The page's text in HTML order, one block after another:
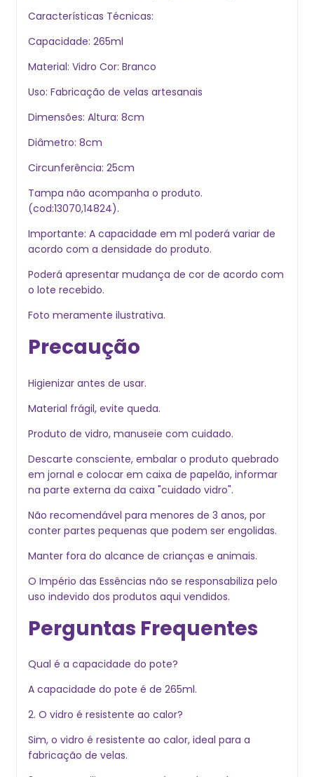
Características Técnicas:
Capacidade: 265ml
Material: Vidro Cor: Branco
Uso: Fabricação de velas artesanais
Dimensões: Altura: 8cm
Diâmetro: 8cm
Circunferência: 25cm
Tampa não acompanha o produto.
(cod:13070,14824).
Importante: A capacidade em ml poderá variar de
acordo com a densidade do produto.
Poderá apresentar mudança de cor de acordo com
o lote recebido.
Foto meramente ilustrativa.
Precaução
Higienizar antes de usar.
Material frágil, evite queda.
Produto de vidro, manuseie com cuidado.
Descarte consciente, embalar o produto quebrado
em jornal e colocar em caixa de papelão, informar
na parte externa da caixa "cuidado vidro".
Não recomendável para menores de 3 anos, por
conter partes pequenas que podem ser engolidas.
Manter fora do alcance de crianças e animais.
O Império das Essências não se responsabiliza pelo
uso indevido dos produtos aqui vendidos.
Perguntas Frequentes
Qual é a capacidade do pote?
A capacidade do pote é de 265ml.
2. O vidro é resistente ao calor?
Sim, o vidro é resistente ao calor, ideal para a
fabricação de velas.